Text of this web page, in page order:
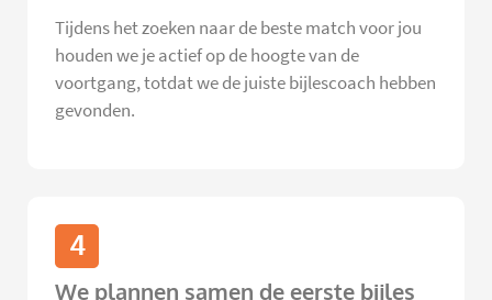
Tijdens het zoeken naar de beste match voor jou
houden we je actief op de hoogte van de
voortgang, totdat we de juiste bijlescoach hebben
gevonden.
4
We plannen samen de eerste bijles